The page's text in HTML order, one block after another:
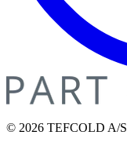
© 2026 TEFCOLD A/S